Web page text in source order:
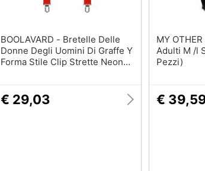
BOOLAVARD - Bretelle Delle
Donne Degli Uomini Di Graffe Y
Forma Stile Clip Strette Neon
€ 29,03
MY OTHER ME -
Adulti M /l
Pezzi)
€